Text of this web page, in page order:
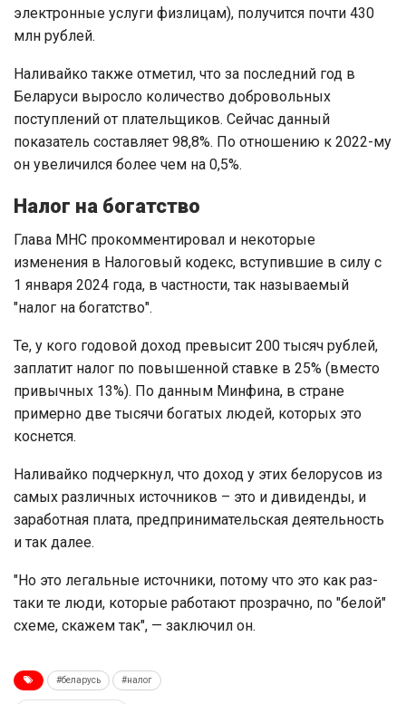
электронные услуги физлицам), получится почти 430
млн рублей.
Наливайко также отметил, что за последний год в
Беларуси выросло количество добровольных
поступлений от плательщиков. Сейчас данный
показатель составляет 98,8%. По отношению к 2022-му
он увеличился более чем на 0,5%.
Налог на богатство
Глава МНС прокомментировал и некоторые
изменения в Налоговый кодекс, вступившие в силу с
1 января 2024 года, в частности, так называемый
"налог на богатство".
Те, у кого годовой доход превысит 200 тысяч рублей,
заплатит налог по повышенной ставке в 25% (вместо
привычных 13%). По данным Минфина, в стране
примерно две тысячи богатых людей, которых это
коснется.
Наливайко подчеркнул, что доход у этих белорусов из
самых различных источников – это и дивиденды, и
заработная плата, предпринимательская деятельность
и так далее.
"Но это легальные источники, потому что это как раз-
таки те люди, которые работают прозрачно, по "белой"
схеме, скажем так", — заключил он.
#беларусь #налог